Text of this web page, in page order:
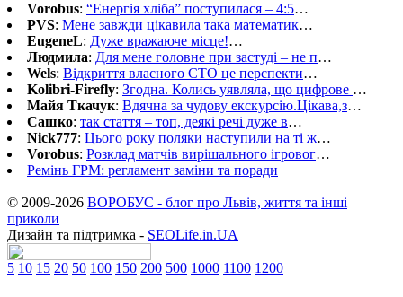
Vorobus: “Енергія хліба” поступилася – 4:5…
PVS: Мене завжди цікавила така математик…
EugeneL: Дуже вражаюче місце!…
Людмила: Для мене головне при застуді – не п…
Wels: Відкриття власного СТО це перспекти…
Kolibri-Firefly: Згодна. Колись уявляла, що цифрове …
Майя Ткачук: Вдячна за чудову екскурсію.Цікава,з…
Сашко: так стаття – топ, деякі речі дуже в…
Nick777: Цього року поляки наступили на ті ж…
Vorobus: Розклад матчів вирішального ігровог…
Ремінь ГРМ: регламент заміни та поради
© 2009-2026 ВОРОБУС - блог про Львів, життя та інші
приколи
Дизайн та підтримка - SEOLife.in.UA
5 10 15 20 50 100 150 200 500 1000 1100 1200